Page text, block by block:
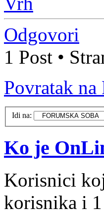
Odgovori
1 Post •
Povratak
Idi na:
Ko je
Korisnici
korisnika i